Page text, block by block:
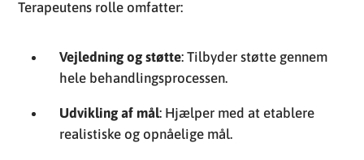
Terapeutens rolle omfatter:
Vejledning og støtte: Tilbyder støtte gennem
hele behandlingsprocessen.
Udvikling af mål: Hjælper med at etablere
realistiske og opnåelige mål.